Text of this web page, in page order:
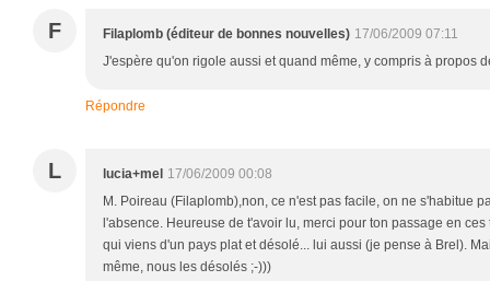
F Filaplomb (éditeur de bonnes nouvelles) 17/06/2009 07:11
J'espère qu'on rigole aussi et quand même, y compris à propos
Répondre
L lucia+mel 17/06/2009 00:08
M. Poireau (Filaplomb),non, ce n'est pas facile, on ne s'habitue
l'absence. Heureuse de t'avoir lu, merci pour ton passage en
qui viens d'un pays plat et désolé... lui aussi (je pense à Brel).
même, nous les désolés ;-)))